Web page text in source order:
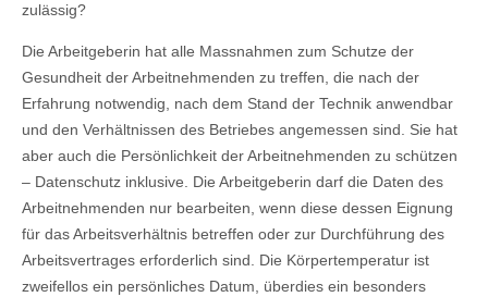
zulässig?
Die Arbeitgeberin hat alle Massnahmen zum Schutze der
Gesundheit der Arbeitnehmenden zu treffen, die nach der
Erfahrung notwendig, nach dem Stand der Technik anwendbar
und den Verhältnissen des Betriebes angemessen sind. Sie hat
aber auch die Persönlichkeit der Arbeitnehmenden zu schützen
– Datenschutz inklusive. Die Arbeitgeberin darf die Daten des
Arbeitnehmenden nur bearbeiten, wenn diese dessen Eignung
für das Arbeitsverhältnis betreffen oder zur Durchführung des
Arbeitsvertrages erforderlich sind. Die Körpertemperatur ist
zweifellos ein persönliches Datum, überdies ein besonders